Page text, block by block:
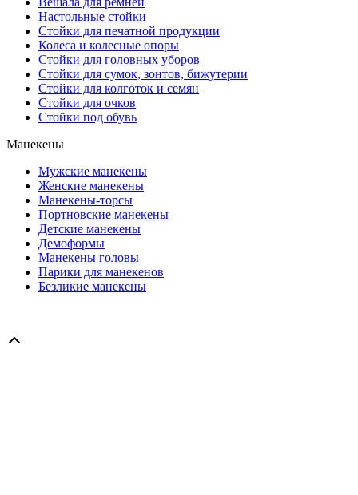
Настольные стойки
Стойки для печатной продукции
Колеса и колесные опоры
Стойки для головных уборов
Стойки для сумок, зонтов, бижутерии
Стойки для колготок и семян
Стойки для очков
Стойки под обувь
Манекены
Мужские манекены
Женские манекены
Манекены-торсы
Портновские манекены
Детские манекены
Демоформы
Манекены головы
Парики для манекенов
Безликие манекены